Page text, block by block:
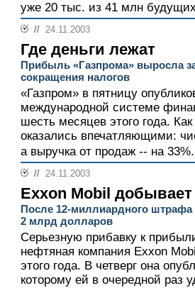
уже 20 тыс. из 41 млн
// 24.11.2003
Где деньги лежат
Прибыль «Газпрома» выросла
сокращения налогов
«Газпром» в пятницу
международной системе
шесть месяцев этого года.
оказались впечатляющими:
а выручка от продаж -- на
// 24.11.2003
Exxon Mobil добывает
После 12-миллиардного штрафа
2 млрд долларов
Серьезную прибавку к
нефтяная компания Exxon
этого года. В четверг она
которому ей в очередной раз